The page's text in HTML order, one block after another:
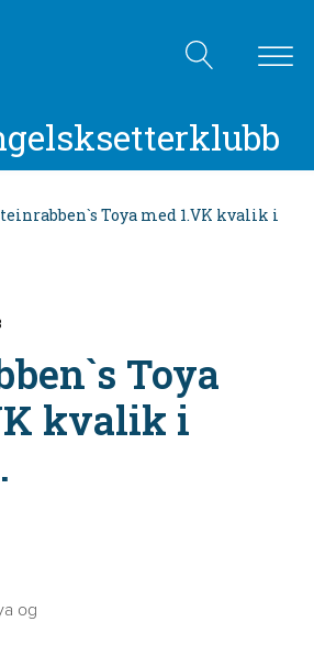
Toya med 1.VK kvalik i
Toya
kvalik i
og